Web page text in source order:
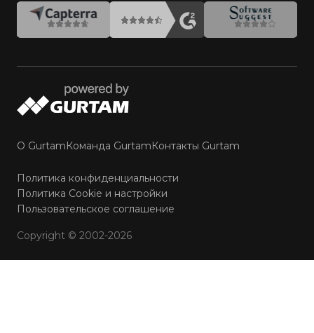
О GurtamКоманда GurtamКонтакты Gurtam
Политика конфиденциальности
Политика Cookie и настройки
Пользовательское соглашение
Copyright © 2002-2026